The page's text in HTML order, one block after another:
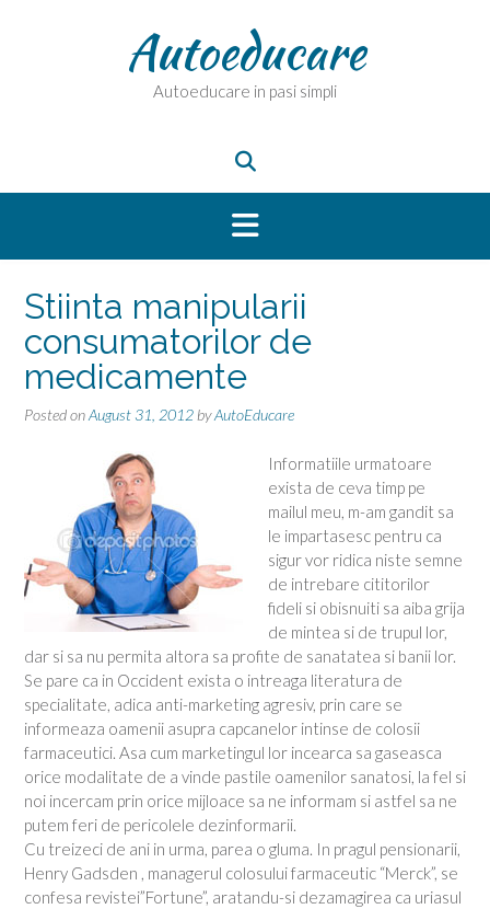
Autoeducare
Autoeducare in pasi simpli
Stiinta manipularii
consumatorilor de
medicamente
Posted onAugust 31, 2012 byAutoEducare
Informatiile urmatoare
exista de ceva timp pe
mailul meu, m-am gandit sa
le impartasesc pentru ca
sigur vor ridica niste semne
de intrebare cititorilor
fideli si obisnuiti sa aiba grija
de mintea si de trupul lor,
dar si sa nu permita altora sa profite de sanatatea si banii lor.
Se pare ca in Occident exista o intreaga literatura de
specialitate, adica anti-marketing agresiv, prin care se
informeaza oamenii asupra capcanelor intinse de colosii
farmaceutici. Asa cum marketingul lor incearca sa gaseasca
orice modalitate de a vinde pastile oamenilor sanatosi, la fel si
noi incercam prin orice mijloace sa ne informam si astfel sa ne
putem feri de pericolele dezinformarii.
Cu treizeci de ani in urma, parea o gluma. In pragul pensionarii,
Henry Gadsden , managerul colosului farmaceutic “Merck”, se
confesa revistei”Fortune”, aratandu-si dezamagirea ca uriasul